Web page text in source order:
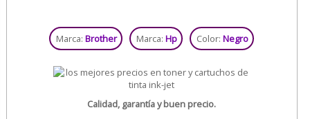
Marca:Brother Marca:Hp Color:Negro
Calidad, garantía y buen precio.